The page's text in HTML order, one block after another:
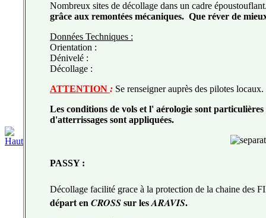
Nombreux sites de décollage dans un cadre
grâce aux remontées mécaniques. Que réver de
Données Techniques :
Orientation :
Dénivelé :
Décollage :
ATTENTION : Se renseigner auprès des pilotes locaux.
Les conditions de vols et l' aérologie sont
d'atterrissages sont appliquées.
PASSY :
Décollage facilité grace à la protection de la chaine des
départ en CROSSsur lesARAVIS.